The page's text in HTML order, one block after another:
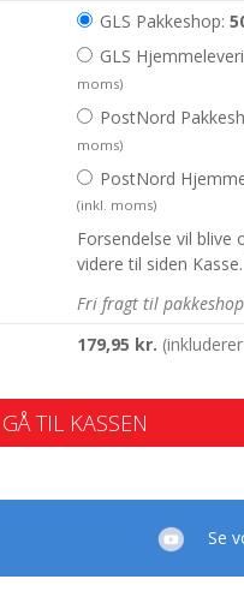
GLS Pakkeshop:
GLS
moms)
PostNord
moms)
PostNord
(inkl. moms)
Forsendelse vil blive
videre til siden Kasse.
Fri fragt til
179,95 kr. (inkluderer
GÅ TIL KASSEN
Se